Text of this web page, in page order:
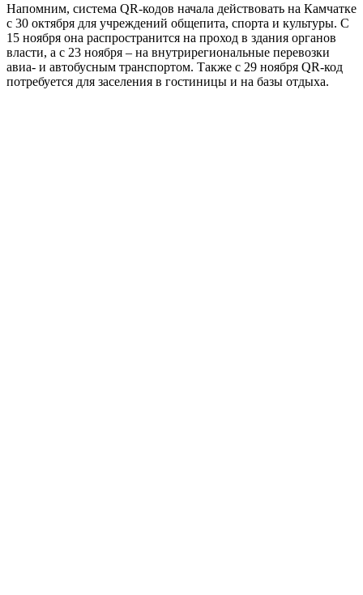
Напомним, система QR-кодов начала действовать на Камчатке
с 30 октября для учреждений общепита, спорта и культуры. С
15 ноября она распространится на проход в здания органов
власти, а с 23 ноября – на внутрирегиональные перевозки
авиа- и автобусным транспортом. Также с 29 ноября QR-код
потребуется для заселения в гостиницы и на базы отдыха.